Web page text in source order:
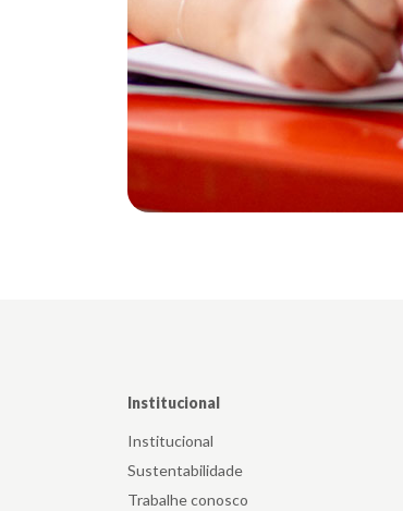
Institucional
Institucional
Sustentabilidade
Trabalhe conosco